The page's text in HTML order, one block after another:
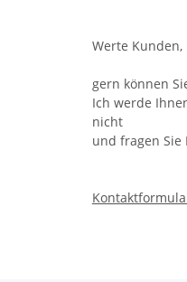
Werte Kunden,
gern können
Ich werde
nicht
und fragen Sie